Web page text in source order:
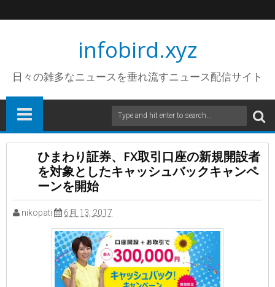
infobird.xyz
日々の雑多なニュースを垂れ流すニュース配信サイト
ひまわり証券、FX取引口座の新規開設者
を対象としたキャッシュバックキャンペ
ーンを開始
nikopati 6月 13, 2017